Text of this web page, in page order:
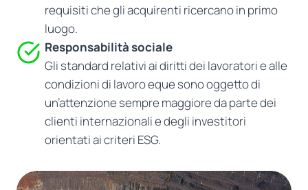
requisiti che gli acquirenti ricercano in primo
luogo.
Responsabilità sociale
Gli standard relativi ai diritti dei lavoratori e alle
condizioni di lavoro eque sono oggetto di
un’attenzione sempre maggiore da parte dei
clienti internazionali e degli investitori
orientati ai criteri ESG.